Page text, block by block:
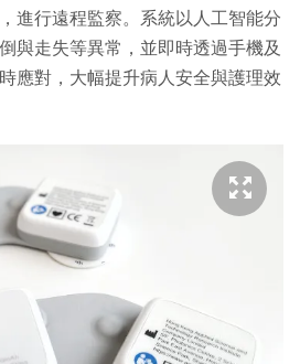
進行遠程監察。系統以人工智能分
與走失等異常，並即時透過手機及
應對，大幅提升病人安全與護理效